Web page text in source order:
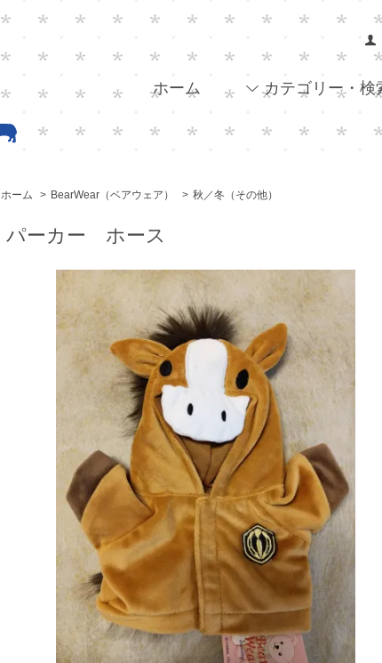
ホーム カテゴリー・検
ホーム > BearWear（ベアウェア） > 秋／冬（その他）
パーカー ホース